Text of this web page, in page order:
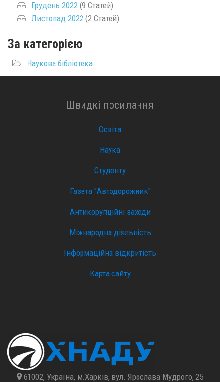
Грудень 2022 (9 Статей)
Листопад 2022 (2 Статей)
За категорією
Наукова бібліотека
Швидкі посилання
Освіта
Наука
Студенту
Газета "Автодорожник"
Антикорупційні заходи
Міжнародна діяльність
Інформаційна відкритість
Карта сайту
61002, Україна, м.Харків, вул. Ярослава Мудрого, 25